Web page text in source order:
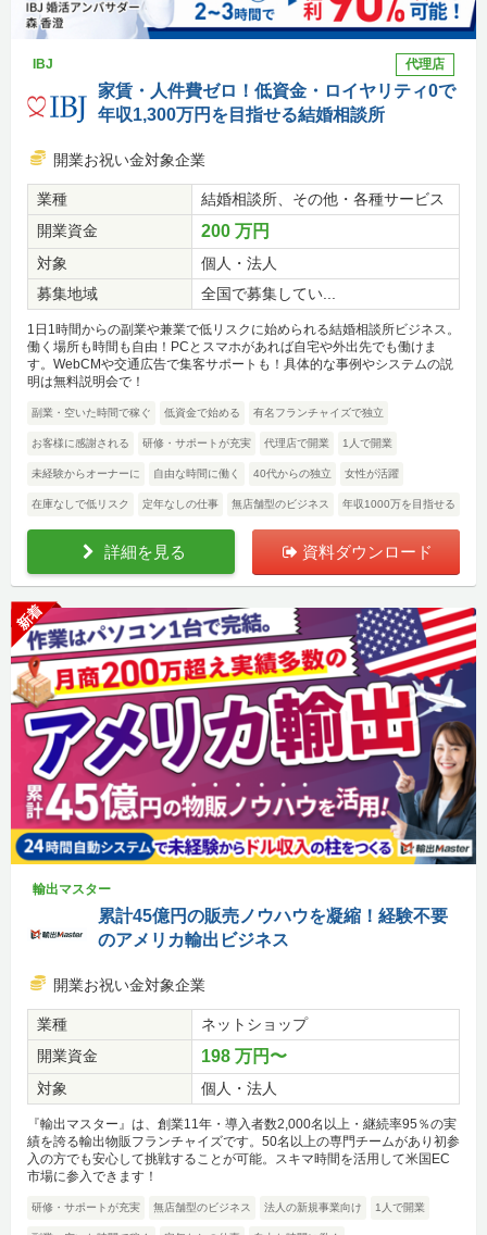
IBJ 代理店
家賃・人件費ゼロ！低資金・ロイヤリティ0で
年収1,300万円を目指せる結婚相談所
開業お祝い金対象企業
業種
結婚相談所、その他・各種サービス
開業資金
200 万円
対象
個人・法人
募集地域
全国で募集してい...
1日1時間からの副業や兼業で低リスクに始められる結婚相談所ビジネス。
働く場所も時間も自由！PCとスマホがあれば自宅や外出先でも働けま
す。WebCMや交通広告で集客サポートも！具体的な事例やシステムの説
明は無料説明会で！
副業・空いた時間で稼ぐ 低資金で始める 有名フランチャイズで独立
お客様に感謝される 研修・サポートが充実 代理店で開業 1人で開業
未経験からオーナーに 自由な時間に働く 40代からの独立 女性が活躍
在庫なしで低リスク 定年なしの仕事 無店舗型のビジネス 年収1000万を目指せる
詳細を見る 資料ダウンロード
新着
輸出マスター
累計45億円の販売ノウハウを凝縮！経験不要
のアメリカ輸出ビジネス
開業お祝い金対象企業
業種
ネットショップ
開業資金
198 万円〜
対象 個人・法人
『輸出マスター』は、創業11年・導入者数2,000名以上・継続率95％の実
績を誇る輸出物販フランチャイズです。50名以上の専門チームがあり初参
入の方でも安心して挑戦することが可能。スキマ時間を活用して米国EC
市場に参入できます！
研修・サポートが充実 無店舗型のビジネス 法人の新規事業向け 1人で開業